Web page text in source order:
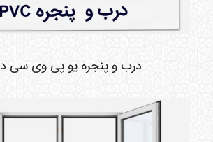
درب و پنجره یو پی وی سی در